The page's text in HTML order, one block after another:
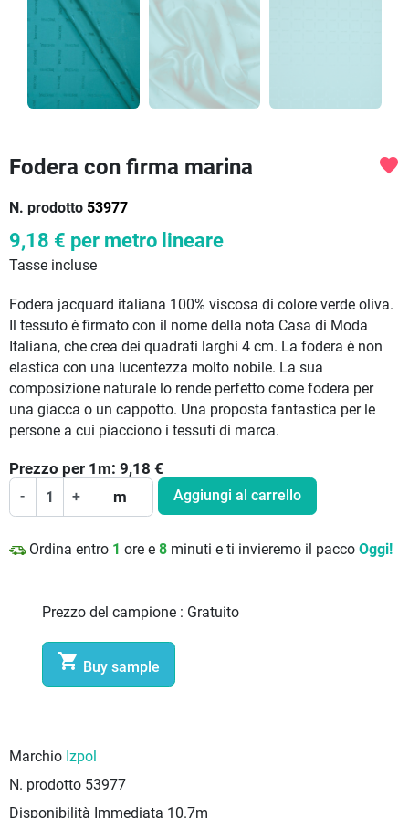
Fodera con firma marina
N. prodotto 53977
favorite
9,18 € per metro lineare
Tasse incluse
Fodera jacquard italiana 100% viscosa di colore verde oliva.
Il tessuto è firmato con il nome della nota Casa di Moda
Italiana, che crea dei quadrati larghi 4 cm. La fodera è non
elastica con una lucentezza molto nobile. La sua
composizione naturale lo rende perfetto come fodera per
una giacca o un cappotto. Una proposta fantastica per le
persone a cui piacciono i tessuti di marca.
Prezzo per 1 m: 9,18 €
- + m Aggiungi al carrello
Ordina entro 1 ore e 8 minuti e ti invieremo il pacco Oggi!
Prezzo del campione : Gratuito
 Buy sample
Marchio Izpol
N. prodotto 53977
Disponibilità Immediata 10.7m